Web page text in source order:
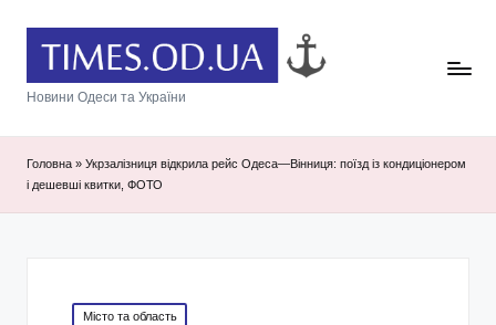
Новини Одеси та України
Головна » Укрзалізниця відкрила рейс Одеса—Вінниця: поїзд із кондиціонером
і дешевші квитки, ФОТО
Posted
Місто та область